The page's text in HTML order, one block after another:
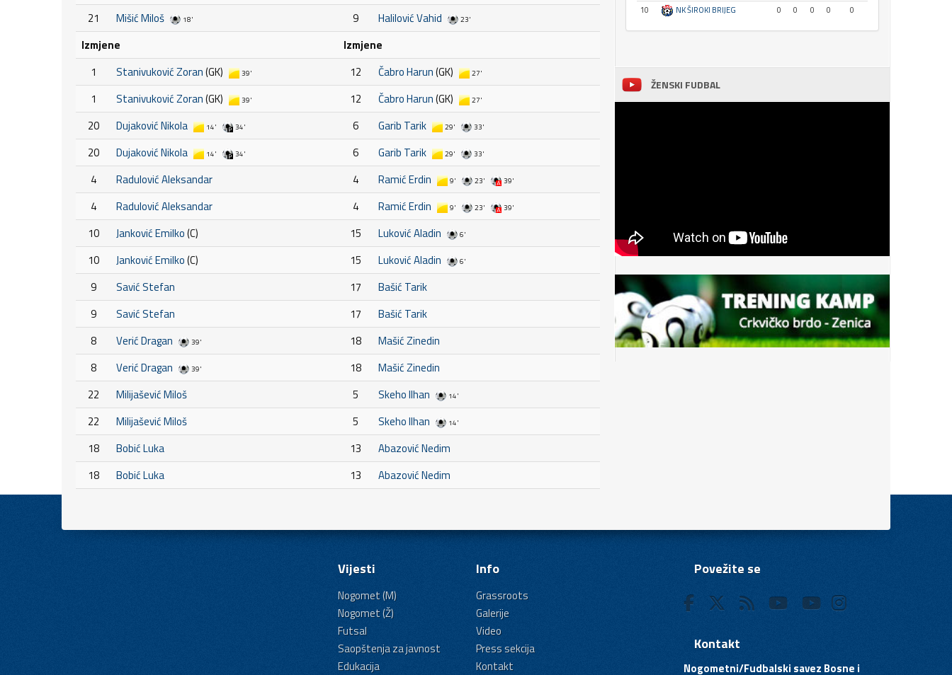
21 Mišić Miloš 18'
Izmjene
1
Stanivuković Zoran(GK) 39'
1 Stanivuković Zoran(GK) 39'
20 Dujaković Nikola 14' 34'
20 Dujaković Nikola 14' 34'
4
Radulović Aleksandar
4
Radulović Aleksandar
10
Janković Emilko(C)
10
Janković Emilko(C)
9
Savić Stefan
9
Savić Stefan
8
Verić Dragan 39'
8 Verić Dragan 39'
22
Milijašević Miloš
22
Milijašević Miloš
18
Bobić Luka
18
Bobić Luka
9 Halilović Vahid 23'
Izmjene
12
Čabro Harun(GK) 27'
12 Čabro Harun(GK) 27'
6 Garib Tarik 29' 33'
6 Garib Tarik 29' 33'
4 Ramić Erdin 9' 23' 39'
4 Ramić Erdin 9' 23' 39'
15 Luković Aladin 6'
15 Luković Aladin 6'
17
Bašić Tarik
17
Bašić Tarik
18
Mašić Zinedin
18
Mašić Zinedin
5
Skeho Ilhan 14'
5 Skeho Ilhan 14'
13
Abazović Nedim
13
Abazović Nedim
10
NK ŠIROKI BRIJEG 0 0 0 0 0
ŽENSKI FUDBAL
Vijesti
Nogomet (M)
Nogomet (Ž)
Futsal
Saopštenja za javnost
Edukacija
Info
Grassroots
Galerije
Video
Press sekcija
Kontakt
Povežite se
Kontakt
Nogometni/Fudbalski savez Bosne i